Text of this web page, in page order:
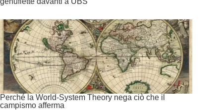
Perché la World-System Theory nega ciò che il
campismo afferma